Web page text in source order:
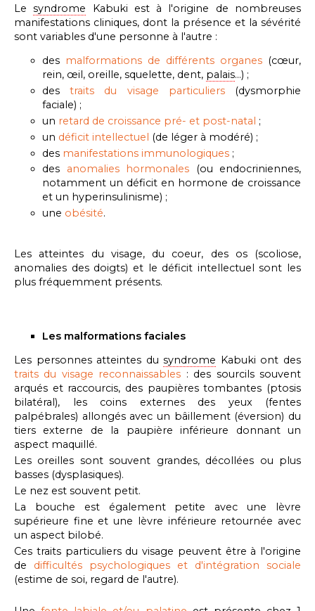
Lesyndrome Kabuki est à l'origine de nombreuses
manifestations cliniques, dont la présence et la sévérité
sont variables d'une personne à l'autre :
des malformations de différents organes (cœur,
rein, œil, oreille, squelette, dent, palais...) ;
destraits du visage particuliers(dysmorphie
faciale) ;
un retard de croissance pré- et post-natal ;
un déficit intellectuel (de léger à modéré) ;
des manifestations immunologiques ;
des anomalies hormonales (ou endocriniennes,
notamment un déficit en hormone de croissance
et un hyperinsulinisme) ;
une obésité.
Les atteintes du visage, du coeur, des os (scoliose,
anomalies des doigts) et le déficit intellectuel sont les
plus fréquemment présents.
Les malformations faciales
Les personnes atteintes dusyndrome Kabuki ont des
traits du visage reconnaissables : des sourcils souvent
arqués et raccourcis, des paupières tombantes (ptosis
bilatéral), les coins externes des yeux (fentes
palpébrales) allongés avec un bâillement (éversion) du
tiers externe de la paupière inférieure donnant un
aspect maquillé.
Les oreilles sont souvent grandes, décollées ou plus
basses (dysplasiques).
Le nez est souvent petit.
La bouche est également petite avec une lèvre
supérieure fine et une lèvre inférieure retournée avec
un aspect bilobé.
Ces traits particuliers du visage peuvent être à l'origine
de difficultés psychologiques et d'intégration sociale
(estime de soi, regard de l'autre).